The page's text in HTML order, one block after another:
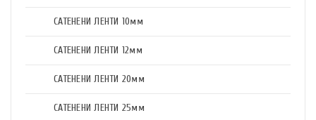
САТЕНЕНИ ЛЕНТИ 10мм
САТЕНЕНИ ЛЕНТИ 12мм
САТЕНЕНИ ЛЕНТИ 20мм
САТЕНЕНИ ЛЕНТИ 25мм